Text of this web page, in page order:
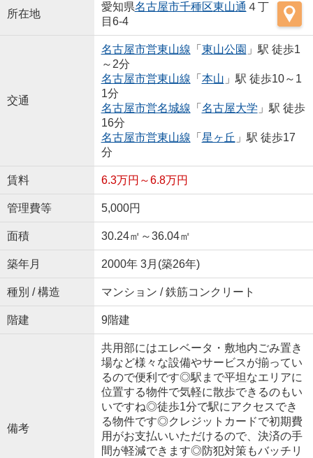
所在地
愛知県名古屋市千種区東山通 ４丁
目6-4
交通
名古屋市営東山線 「 東山公園 」駅 徒歩1
～2分
名古屋市営東山線 「 本山 」駅 徒歩10～1
1分
名古屋市営名城線 「 名古屋大学 」駅 徒歩
16分
名古屋市営東山線 「 星ヶ丘 」駅 徒歩17
分
賃料 6.3万円～6.8万円
管理費等 5,000円
面積 30.24㎡～36.04㎡
築年月 2000年 3月(築26年)
種別 / 構造 マンション / 鉄筋コンクリート
階建 9階建
備考
共用部にはエレベータ・敷地内ごみ置き
場など様々な設備やサービスが揃ってい
るので便利です◎駅まで平坦なエリアに
位置する物件で気軽に散歩できるのもい
いですね◎徒歩1分で駅にアクセスでき
る物件です◎クレジットカードで初期費
用がお支払いいただけるので、決済の手
間が軽減できます◎防犯対策もバッチリ